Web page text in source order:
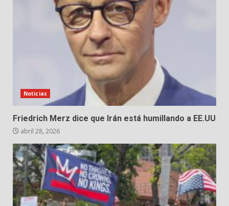
Noticias
Friedrich Merz dice que Irán está humillando a EE.UU
abril 28, 2026